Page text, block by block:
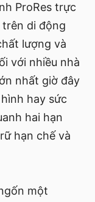
ProRes trực
di động
lượng và
với nhiều nhà
nhất giờ đây
hay sức
hai hạn
hạn chế và
một